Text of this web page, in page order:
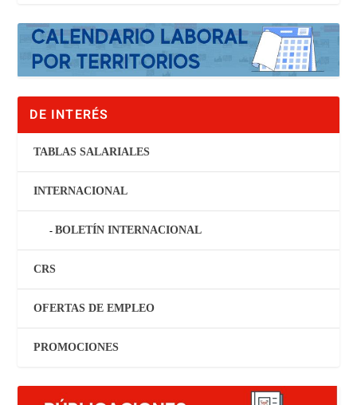
DE INTERÉS
TABLAS SALARIALES
INTERNACIONAL
BOLETÍN INTERNACIONAL
CRS
OFERTAS DE EMPLEO
PROMOCIONES